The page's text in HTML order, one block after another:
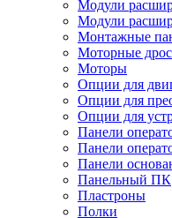
Модули
Модули
Монтажные
Моторные
Моторы
Опции для
Опции для
Опции для
Панели
Панели
Панели
Панельный ПК
Пластроны
Полки